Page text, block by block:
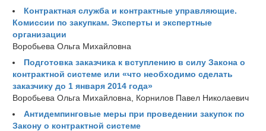
Контрактная служба и контрактные управляющие.
Комиссии по закупкам. Эксперты и экспертные
организации
Воробьева Ольга Михайловна
Подготовка заказчика к вступлению в силу Закона о
контрактной системе или «что необходимо сделать
заказчику до 1 января 2014 года»
Воробьева Ольга Михайловна, Корнилов Павел Николаевич
Антидемпинговые меры при проведении закупок по
Закону о контрактной системе